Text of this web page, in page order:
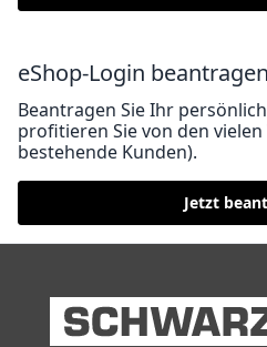
eShop-Login
Beantragen Sie Ihr
profitieren Sie von den
bestehende Kunden).
Jetzt